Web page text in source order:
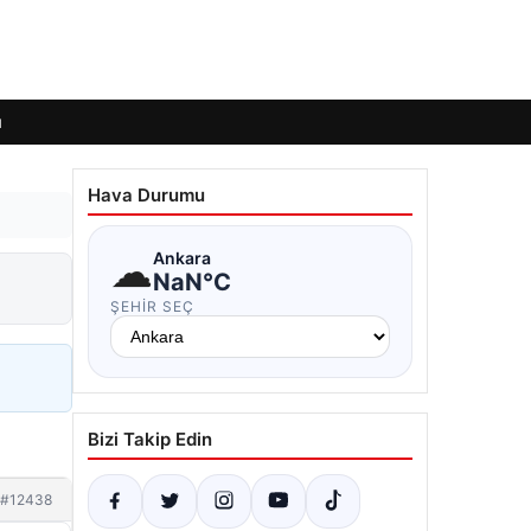
#12438
Hava Durumu
☁Ankara
NaN°C
ŞEHIR SEÇ
Bizi Takip Edin